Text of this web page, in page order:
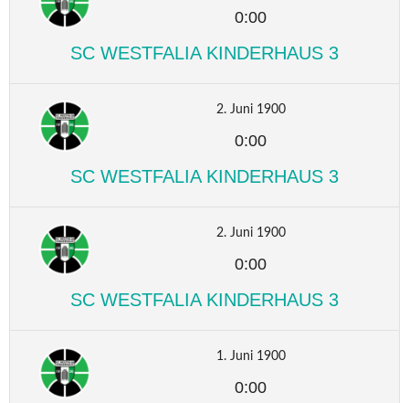
0:00
SC WESTFALIA KINDERHAUS 3
2. Juni 1900
0:00
SC WESTFALIA KINDERHAUS 3
2. Juni 1900
0:00
SC WESTFALIA KINDERHAUS 3
1. Juni 1900
0:00